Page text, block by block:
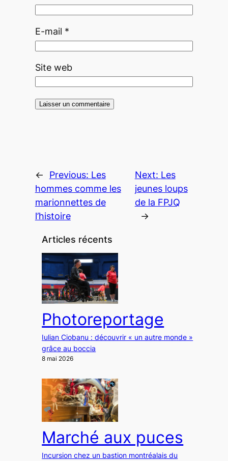
E-mail *
Site web
← Previous: Les
hommes comme les
marionnettes de
l’histoire
Next: Les
jeunes loups
de la FPJQ
→
Articles récents
Photoreportage
Iulian Ciobanu : découvrir « un autre monde »
grâce au boccia
8 mai 2026
Marché aux puces
Incursion chez un bastion montréalais du